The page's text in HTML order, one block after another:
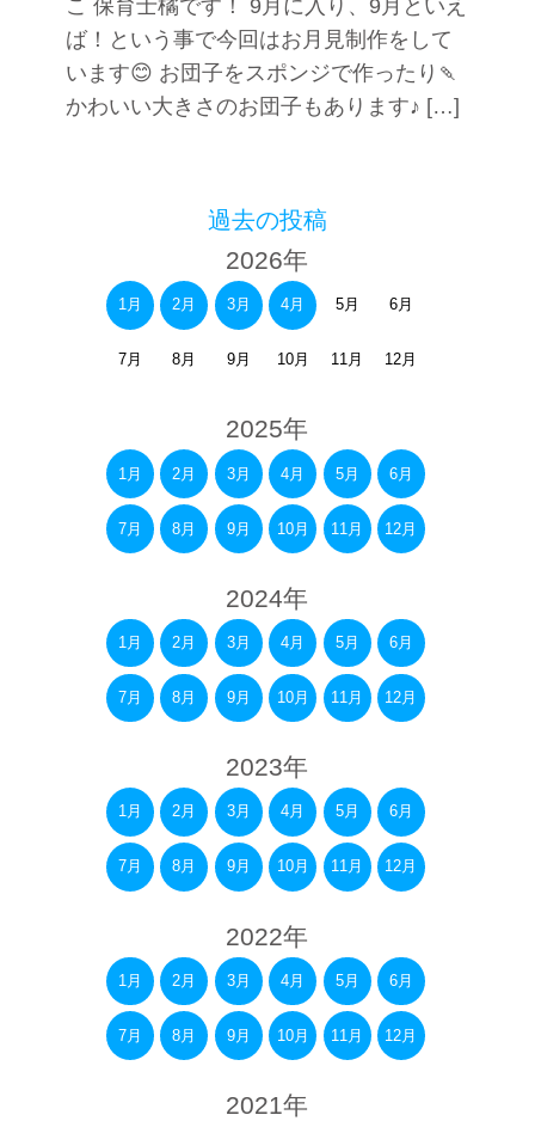
こ 保育士橘です！ 9月に入り、9月といえ
ば！という事で今回はお月見制作をして
います😊 お団子をスポンジで作ったり🍡
かわいい大きさのお団子もあります♪ […]
過去の投稿
2026年
1月 2月 3月 4月 5月 6月
7月 8月 9月 10月 11月 12月
2025年
1月 2月 3月 4月 5月 6月
7月 8月 9月 10月 11月 12月
2024年
1月 2月 3月 4月 5月 6月
7月 8月 9月 10月 11月 12月
2023年
1月 2月 3月 4月 5月 6月
7月 8月 9月 10月 11月 12月
2022年
1月 2月 3月 4月 5月 6月
7月 8月 9月 10月 11月 12月
2021年